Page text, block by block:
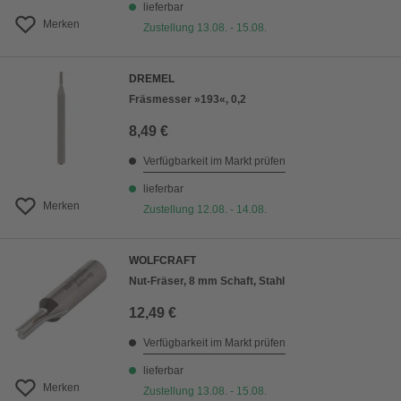
Merken
lieferbar
Zustellung 13.08. - 15.08.
Merken
DREMEL
Fräsmesser »193«, 0,2
8,49 €
Verfügbarkeit im Markt prüfen
lieferbar
Zustellung 12.08. - 14.08.
Merken
WOLFCRAFT
Nut-Fräser, 8 mm Schaft, Stahl
12,49 €
Verfügbarkeit im Markt prüfen
lieferbar
Zustellung 13.08. - 15.08.